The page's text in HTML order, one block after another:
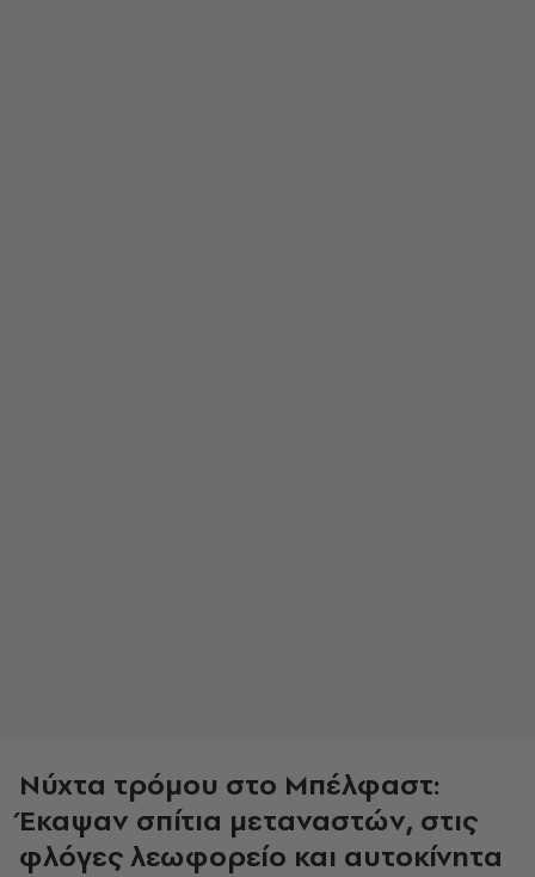
Νύχτα τρόμου στο Μπέλφαστ:
Έκαψαν σπίτια μεταναστών, στις
φλόγες λεωφορείο και αυτοκίνητα